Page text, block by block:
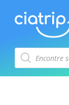
Pesquisar
produtos